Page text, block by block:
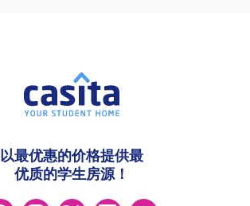
以最优惠的价格提供最
优质的学生房源！